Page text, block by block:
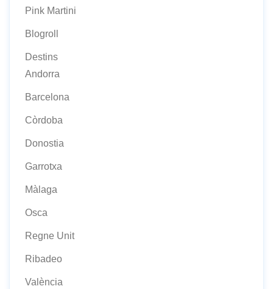
Pink Martini
Blogroll
Destins
Andorra
Barcelona
Còrdoba
Donostia
Garrotxa
Màlaga
Osca
Regne Unit
Ribadeo
València